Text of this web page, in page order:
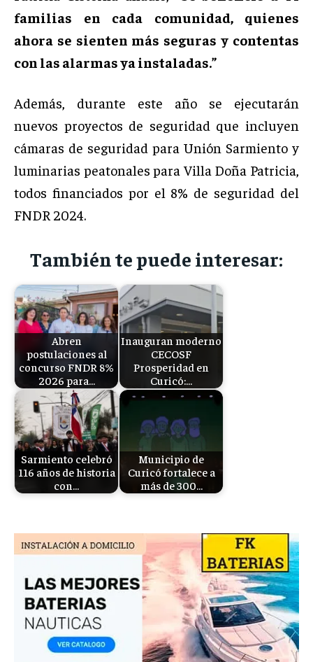
familias en cada comunidad, quienes
ahora se sienten más seguras y contentas
con las alarmas ya instaladas.”
Además, durante este año se ejecutarán
nuevos proyectos de seguridad que incluyen
cámaras de seguridad para Unión Sarmiento y
luminarias peatonales para Villa Doña Patricia,
todos financiados por el 8% de seguridad del
FNDR 2024.
También te puede interesar:
Abren
postulaciones al
concurso FNDR 8%
2026 para…
Inauguran moderno
CECOSF
Prosperidad en
Curicó:…
Sarmiento celebró
116 años de historia
con…
Municipio de
Curicó fortalece a
más de 300…